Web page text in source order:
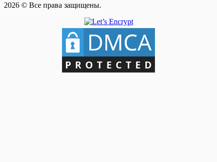
2026 © Все права защищены.